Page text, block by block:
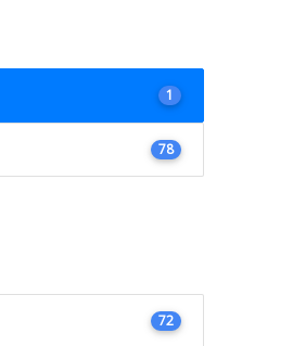
1
78
72